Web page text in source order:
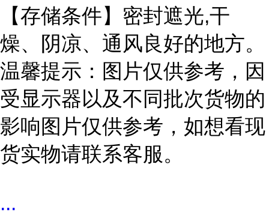
【存储条件】密封遮光,干
燥、阴凉、通风良好的地方。
温馨提示：图片仅供参考，因
受显示器以及不同批次货物的
影响图片仅供参考，如想看现
货实物请联系客服。
...